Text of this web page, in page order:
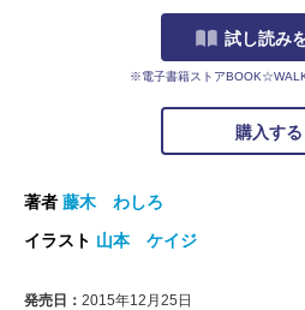
試し読み
※電子書籍ストア
購入する
著者 藤木 わしろ
イラスト 山本 ケイジ
発売日： 2015年12月25日